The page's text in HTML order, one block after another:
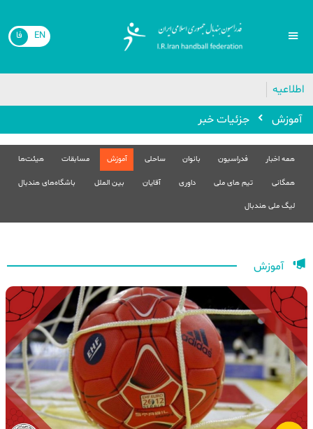
EN فا
اطلاعیه
آموزش
جزئیات خبر
همه اخبار فدراسیون بانوان ساحلی آموزش مسابقات هیئت‌ها
همگانی تیم های ملی داوری آقایان بین الملل باشگاه‌های هندبال
لیگ ملی هندبال
آموزش